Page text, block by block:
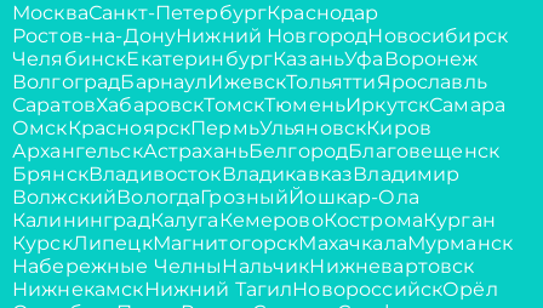
МоскваСанкт-ПетербургКраснодар
Ростов-на-ДонуНижний НовгородНовосибирск
ЧелябинскЕкатеринбургКазаньУфаВоронеж
ВолгоградБарнаулИжевскТольяттиЯрославль
СаратовХабаровскТомскТюменьИркутскСамара
ОмскКрасноярскПермьУльяновскКиров
АрхангельскАстраханьБелгородБлаговещенск
БрянскВладивостокВладикавказВладимир
ВолжскийВологдаГрозныйЙошкар-Ола
КалининградКалугаКемеровоКостромаКурган
КурскЛипецкМагнитогорскМахачкалаМурманск
Набережные ЧелныНальчикНижневартовск
НижнекамскНижний ТагилНовороссийскОрёл